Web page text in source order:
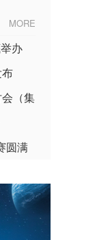
MORE
办
（集
圆满